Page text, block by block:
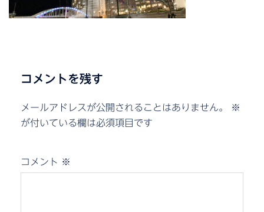
コメントを残す
メールアドレスが公開されることはありません。
※
が付いている欄は必須項目です
コメント ※